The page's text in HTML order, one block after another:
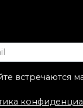
Мастер
встречаются